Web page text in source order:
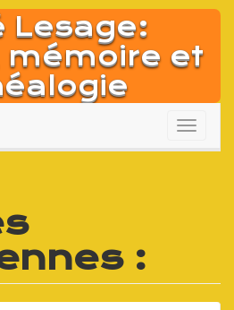
Lesage:
mémoire et
: